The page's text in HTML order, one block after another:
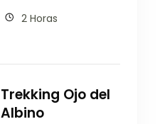
2 Horas
Trekking Ojo del
Albino